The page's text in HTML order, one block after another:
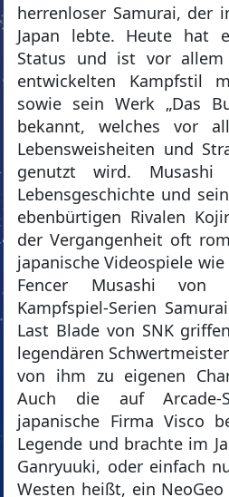
herrenloser Samurai, der
Japan lebte. Heute hat
Status und ist vor
entwickelten Kampfstil
sowie sein Werk „Das
bekannt, welches vor
Lebensweisheiten und
genutzt wird. Musashi
Lebensgeschichte und
ebenbürtigen Rivalen
der Vergangenheit oft
japanische Videospiele
Fencer Musashi von
Kampfspiel-Serien
Last Blade von SNK
legendären
von ihm zu eigenen
Auch die auf Arcade-
japanische Firma Visco
Legende und brachte im
Ganryuuki, oder einfach
Westen heißt, ein